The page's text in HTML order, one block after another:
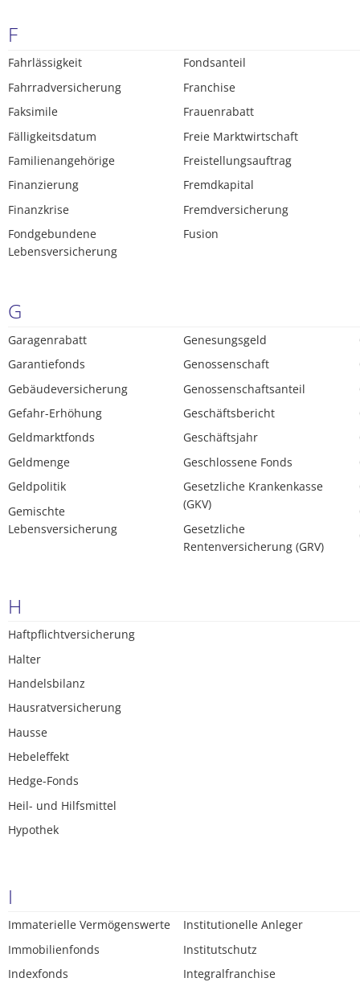
F
Fahrlässigkeit
Fahrradversicherung
Faksimile
Fälligkeitsdatum
Familienangehörige
Finanzierung
Finanzkrise
Fondgebundene
Lebensversicherung
Fondsanteil
Franchise
Frauenrabatt
Freie Marktwirtschaft
Freistellungsauftrag
Fremdkapital
Fremdversicherung
Fusion
G
Garagenrabatt
Garantiefonds
Gebäudeversicherung
Gefahr-Erhöhung
Geldmarktfonds
Geldmenge
Geldpolitik
Gemischte
Lebensversicherung
Genesungsgeld
Genossenschaft
Genossenschaftsanteil
Geschäftsbericht
Geschäftsjahr
Geschlossene Fonds
Gesetzliche Krankenkasse
(GKV)
Gesetzliche
Rentenversicherung (GRV)
H
Haftpflichtversicherung
Halter
Handelsbilanz
Hausratversicherung
Hausse
Hebeleffekt
Hedge-Fonds
Heil- und Hilfsmittel
Hypothek
I
Immaterielle Vermögenswerte
Immobilienfonds
Indexfonds
Institutionelle Anleger
Institutschutz
Integralfranchise